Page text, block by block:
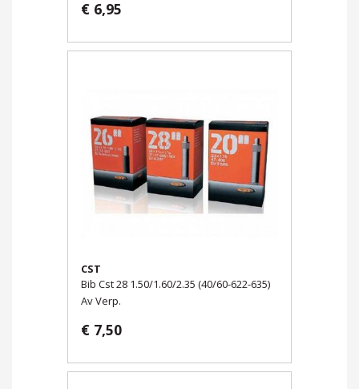
€ 6,95
CST
Bib Cst 28 1.50/1.60/2.35 (40/60-622-635)
Av Verp.
€ 7,50